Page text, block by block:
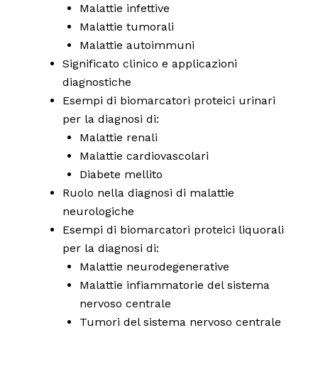
Malattie infettive
Malattie tumorali
Malattie autoimmuni
Significato clinico e applicazioni
diagnostiche
Esempi di biomarcatori proteici urinari
per la diagnosi di:
Malattie renali
Malattie cardiovascolari
Diabete mellito
Ruolo nella diagnosi di malattie
neurologiche
Esempi di biomarcatori proteici liquorali
per la diagnosi di:
Malattie neurodegenerative
Malattie infiammatorie del sistema
nervoso centrale
Tumori del sistema nervoso centrale